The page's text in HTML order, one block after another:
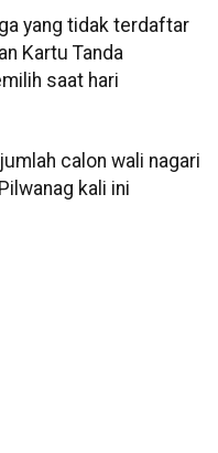
yang tidak terdaftar
Kartu Tanda
saat hari
calon wali nagari
kali ini